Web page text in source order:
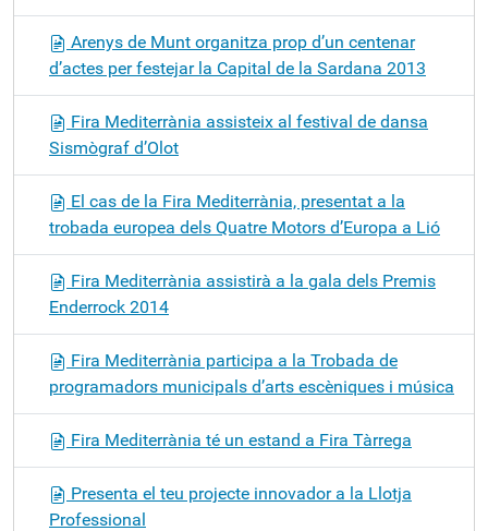
Arenys de Munt organitza prop d’un centenar
d’actes per festejar la Capital de la Sardana 2013
Fira Mediterrània assisteix al festival de dansa
Sismògraf d’Olot
El cas de la Fira Mediterrània, presentat a la
trobada europea dels Quatre Motors d’Europa a Lió
Fira Mediterrània assistirà a la gala dels Premis
Enderrock 2014
Fira Mediterrània participa a la Trobada de
programadors municipals d’arts escèniques i música
Fira Mediterrània té un estand a Fira Tàrrega
Presenta el teu projecte innovador a la Llotja
Professional